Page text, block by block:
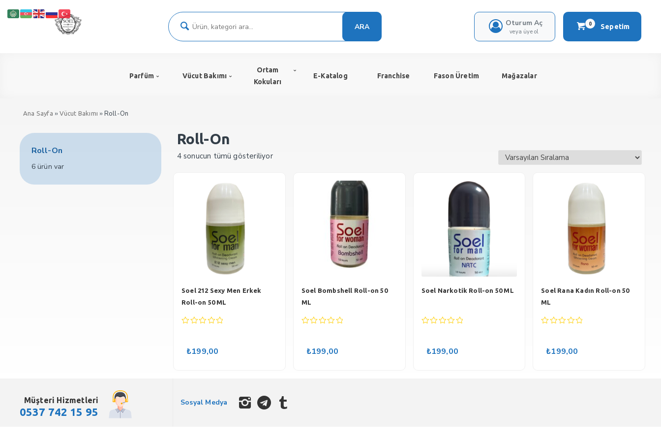
ARA Oturum Aç
veya üye ol
0 Sepetim
Parfüm Vücut Bakımı
Ortam
Kokuları
E-Katalog Franchise Fason Üretim Mağazalar
Ana Sayfa ›› Vücut Bakımı ›› Roll-On
Roll-On
6 ürün var
Roll-On
4 sonucun tümü gösteriliyor
Soel 212 Sexy Men Erkek
Roll-on 50 ML
₺199,00
Soel Bombshell Roll-on 50
ML
₺199,00
Soel Narkotik Roll-on 50 ML
₺199,00
Soel Rana Kadın Roll-on 50
ML
₺199,00
Müşteri Hizmetleri
0537 742 15 95
Sosyal Medya